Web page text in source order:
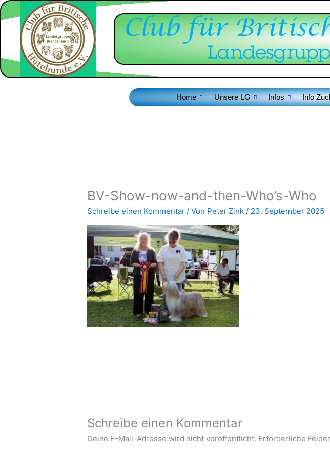
Zum
Inhalt
springen
Home Unsere LG Infos Info
BV-Show-now-and-then-Who’s-Who
Schreibe einen Kommentar / Von Peter Zink/ 23. September 2025
Schreibe einen Kommentar
Deine E-Mail-Adresse wird nicht veröffentlicht. Erforderliche